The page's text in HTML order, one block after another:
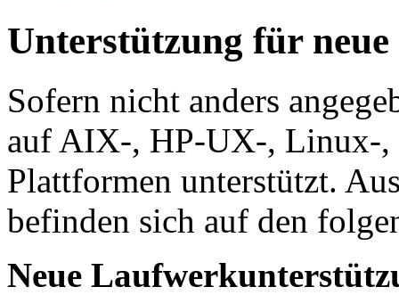
Unterstützung für
Sofern nicht anders
auf AIX-, HP-UX-, Linux-,
Plattformen unterstützt.
befinden sich auf den
Neue